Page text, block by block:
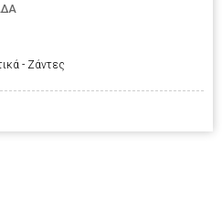
- Ζάντες